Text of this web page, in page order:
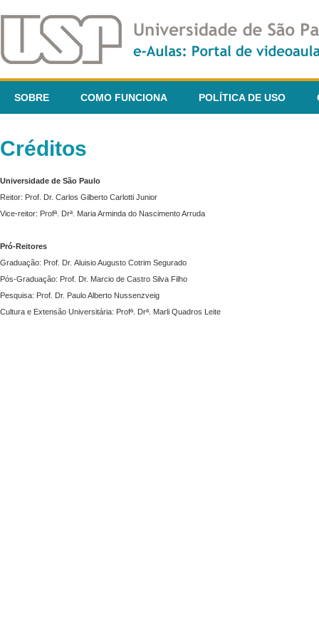
SOBRE COMO FUNCIONA POLÍTICA DE USO
Créditos
Universidade de São Paulo
Reitor: Prof. Dr. Carlos Gilberto Carlotti Junior
Vice-reitor: Profª. Drª. Maria Arminda do Nascimento Arruda
Pró-Reitores
Graduação: Prof. Dr. Aluisio Augusto Cotrim Segurado
Pós-Graduação: Prof. Dr. Marcio de Castro Silva Filho
Pesquisa: Prof. Dr. Paulo Alberto Nussenzveig
Cultura e Extensão Universitária: Profª. Drª. Marli Quadros Leite